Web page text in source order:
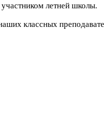
участником летней школы.
классных